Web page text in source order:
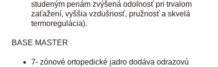
studeným penám zvýšená odolnosť pri trvalom
zaťažení, vyššia vzdušnosť, pružnosť a skvelá
termoregulácia).
BASE MASTER
7- zónové ortopedické jadro dodáva odrazovú